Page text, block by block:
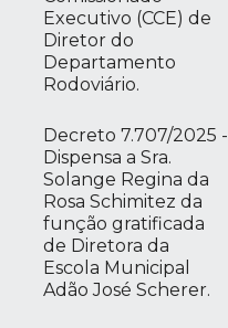
Executivo (CCE) de
Diretor do
Departamento
Rodoviário.
Decreto 7.707/2025 -
Dispensa a Sra.
Solange Regina da
Rosa Schimitez da
função gratificada
de Diretora da
Escola Municipal
Adão José Scherer.